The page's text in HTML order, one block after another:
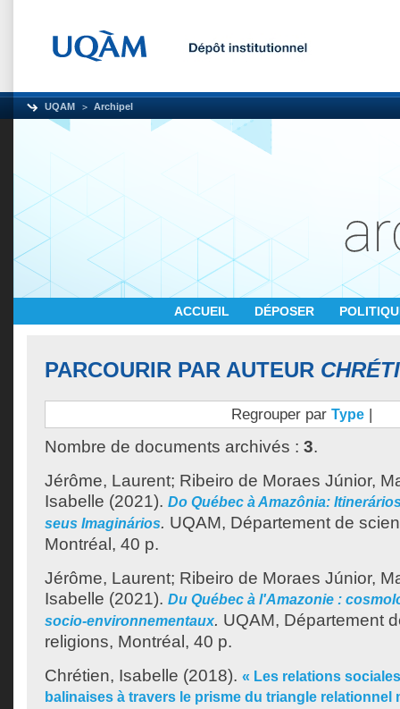
UQAM Archipel
ACCUEIL DÉPOSER
PARCOURIR PAR AUTEUR
Regrouper par Type |
Nombre de documents archivés : 3.
Jérôme, Laurent; Ribeiro de Moraes Júnior,
Isabelle (2021). Do Québec à Amazônia:
seus Imaginários. UQAM, Département de
Montréal, 40 p.
Jérôme, Laurent; Ribeiro de Moraes Júnior,
Isabelle (2021). Du Québec à l'Amazonie :
socio-environnementaux. UQAM, Département
religions, Montréal, 40 p.
Chrétien, Isabelle (2018). « Les relations
balinaises à travers le prisme du triangle relationnel